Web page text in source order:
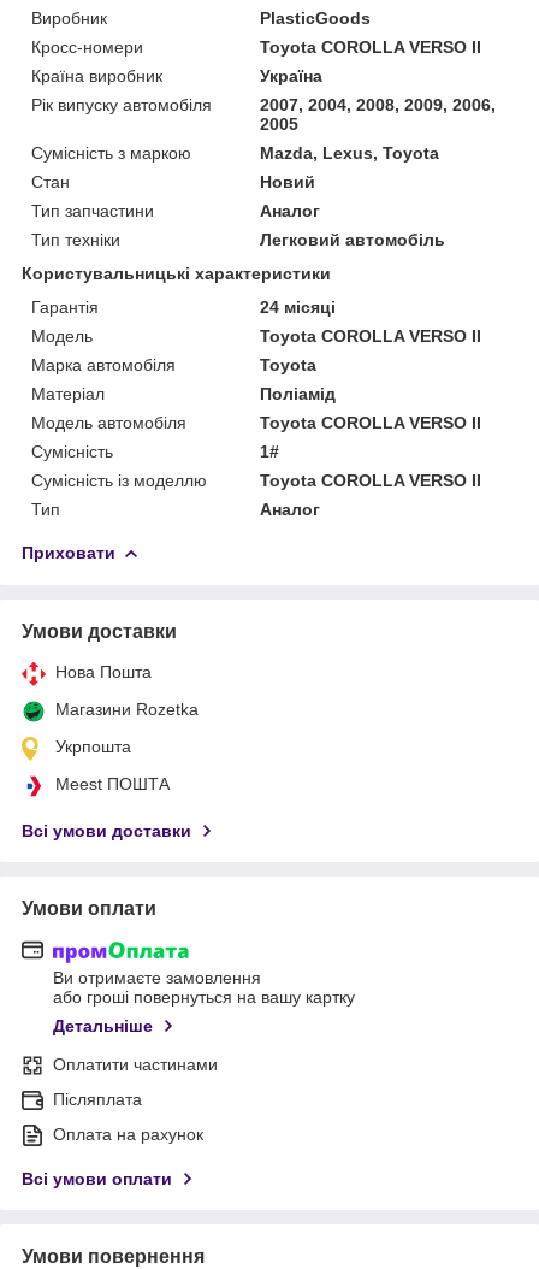
Виробник
PlasticGoods
Кросс-номери
Toyota COROLLA VERSO II
Країна виробник
Україна
Рік випуску автомобіля
2007, 2004, 2008, 2009, 2006,
2005
Сумісність з маркою
Mazda, Lexus, Toyota
Стан
Новий
Тип запчастини
Аналог
Тип техніки
Легковий автомобіль
Користувальницькі характеристики
Гарантія
24 місяці
Мoдель
Toyota COROLLA VERSO II
Марка автомобіля
Toyota
Матеріал
Поліамід
Модель автомобіля
Toyota COROLLA VERSO II
Сумісність
1#
Сумісність із моделлю
Toyota COROLLA VERSO II
Тип
Аналог
Приховати
Умови доставки
Нова Пошта
Магазини Rozetka
Укрпошта
Meest ПОШТА
Всі умови доставки
Умови оплати
Ви отримаєте замовлення
або гроші повернуться на вашу картку
Детальніше
Оплатити частинами
Післяплата
Оплата на рахунок
Всі умови оплати
Умови повернення